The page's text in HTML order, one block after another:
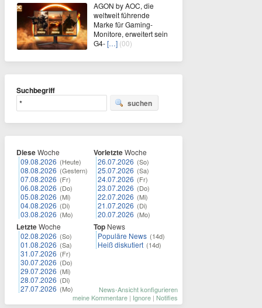
AGON by AOC, die
weltweit führende
Marke für Gaming-
Monitore, erweitert sein
G4-[…] (00)
Suchbegriff
suchen
DieseWoche
09.08.2026 (Heute)
08.08.2026 (Gestern)
07.08.2026 (Fr)
06.08.2026 (Do)
05.08.2026 (Mi)
04.08.2026 (Di)
03.08.2026 (Mo)
LetzteWoche
02.08.2026 (So)
01.08.2026 (Sa)
31.07.2026 (Fr)
30.07.2026 (Do)
29.07.2026 (Mi)
28.07.2026 (Di)
27.07.2026 (Mo)
VorletzteWoche
26.07.2026 (So)
25.07.2026 (Sa)
24.07.2026 (Fr)
23.07.2026 (Do)
22.07.2026 (Mi)
21.07.2026 (Di)
20.07.2026 (Mo)
Top News
Populäre News (14d)
Heiß diskutiert (14d)
News-Ansicht konfigurieren
meine Kommentare | Ignore | Notifies